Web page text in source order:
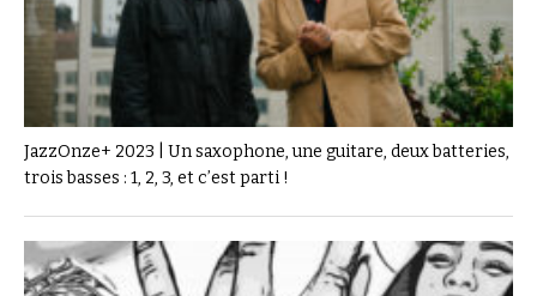
JazzOnze+ 2023 | Un saxophone, une guitare, deux batteries,
trois basses : 1, 2, 3, et c’est parti !